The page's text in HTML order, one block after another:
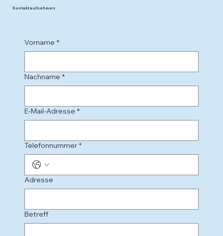
Kontakt aufnehmen
Vorname *
Nachname *
E-Mail-Adresse *
Telefonnummer *
Adresse
Betreff